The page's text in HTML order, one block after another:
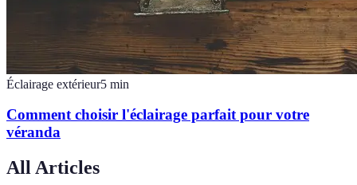
Éclairage extérieur5 min
Comment choisir l'éclairage parfait pour votre
véranda
All Articles